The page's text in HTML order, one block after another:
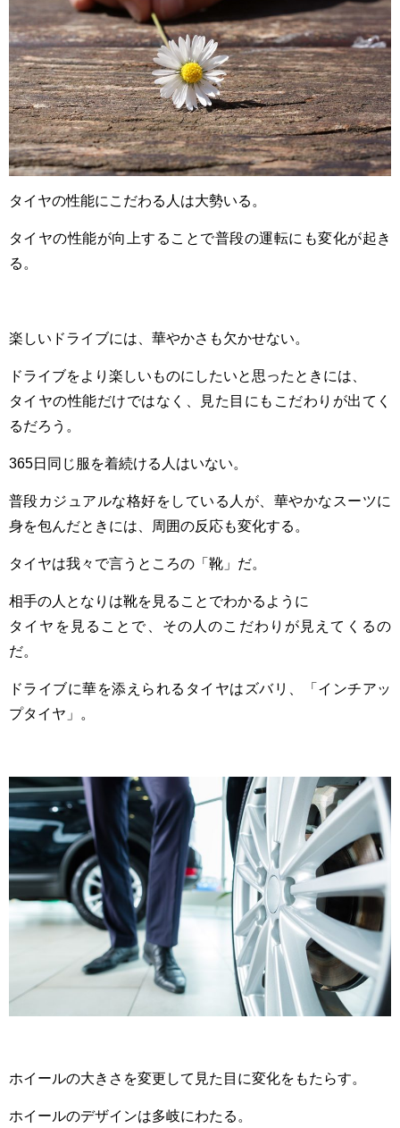
タイヤの性能にこだわる人は大勢いる。
タイヤの性能が向上することで普段の運転にも変化が起き
る。
楽しいドライブには、華やかさも欠かせない。
ドライブをより楽しいものにしたいと思ったときには、
タイヤの性能だけではなく、見た目にもこだわりが出てく
るだろう。
365日同じ服を着続ける人はいない。
普段カジュアルな格好をしている人が、華やかなスーツに
身を包んだときには、周囲の反応も変化する。
タイヤは我々で言うところの「靴」だ。
相手の人となりは靴を見ることでわかるように
タイヤを見ることで、その人のこだわりが見えてくるの
だ。
ドライブに華を添えられるタイヤはズバリ、「インチアッ
プタイヤ」。
ホイールの大きさを変更して見た目に変化をもたらす。
ホイールのデザインは多岐にわたる。